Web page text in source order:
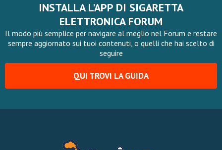
INSTALLA L'APP DI SIGARETTA
ELETTRONICA FORUM
Il modo più semplice per navigare al meglio nel Forum e restare
sempre aggiornato sui tuoi contenuti, o quelli che hai scelto di
seguire
QUI TROVI LA GUIDA